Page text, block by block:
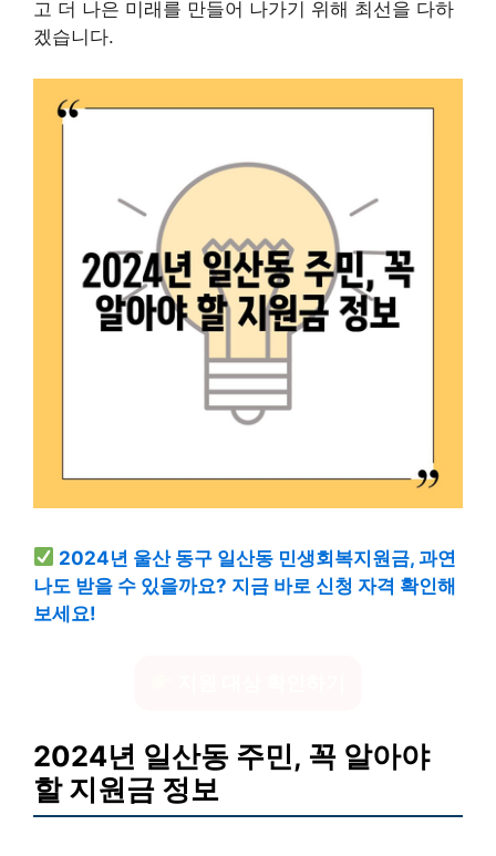
고 더 나은 미래를 만들어 나가기 위해 최선을 다하
겠습니다.
2024년 울산 동구 일산동 민생회복지원금, 과연
나도 받을 수 있을까요? 지금 바로 신청 자격 확인해
보세요!
2024년 일산동 주민, 꼭 알아야
할 지원금 정보